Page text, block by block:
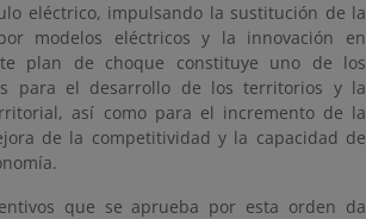
eléctrico, impulsando la sustitución de la
modelos eléctricos y la innovación en
plan de choque constituye uno de los
para el desarrollo de los territorios y la
así como para el incremento de la
de la competitividad y la capacidad de
que se aprueba por esta orden da